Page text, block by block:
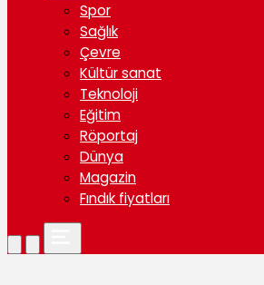
Spor
Sağlık
Çevre
Kültür sanat
Teknoloji
Eğitim
Röportaj
Dünya
Magazin
Fındık fiyatları